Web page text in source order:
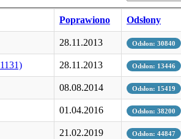
Poprawiono Odsłony
28.11.2013 Odsłon: 30840
28.11.2013 Odsłon: 13446
08.08.2014 Odsłon: 15419
01.04.2016 Odsłon: 38200
21.02.2019 Odsłon: 44847